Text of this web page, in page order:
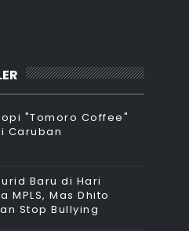
"Tomoro Coffee"
Caruban
Baru di Hari
MPLS, Mas Dhito
Stop Bullying